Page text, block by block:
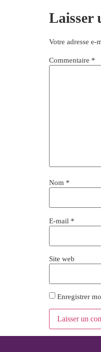
Laisser
Votre adresse e-
Commentaire *
Nom *
E-mail *
Site web
Enregistrer